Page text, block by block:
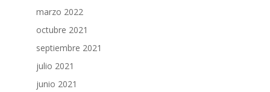
marzo 2022
octubre 2021
septiembre 2021
julio 2021
junio 2021